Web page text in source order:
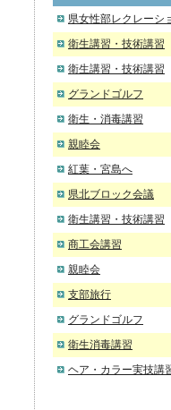
県女性部レクレーシ
衛生講習・技術講習
衛生講習・技術講習
グランドゴルフ
衛生・消毒講習
親睦会
紅葉・宮島へ
県北ブロック会議
衛生講習・技術講習
商工会講習
親睦会
支部旅行
グランドゴルフ
衛生消毒講習
ヘア・カラー実技講